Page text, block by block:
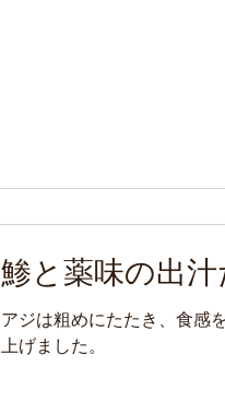
鯵と薬味の出
アジは粗めにたたき、食感
上げました。